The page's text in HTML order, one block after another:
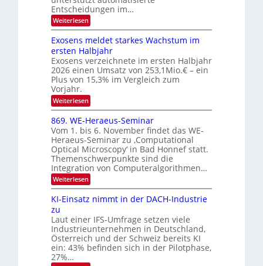
a
l
k
s
r
V
I
S
I
O
N
2
0
2
6
l
e
k
t
r
o
n
k
-
u
n
d
B
i
l
d
v
r
a
r
b
e
Entscheidungen im…
Weiterlesen:
W
n
n
d
i
e
K
I
m
i
t
d
e
n
k
t
Exosens meldet starkes Wachstum im
ersten Halbjahr
Exosens verzeichnete im ersten Halbjahr
2026 einen Umsatz von 253,1Mio.€ – ein
Plus von 15,3% im Vergleich zum
Vorjahr.
Weiterlesen:
E
x
o
s
e
n
s
m
e
l
d
e
t
a
r
k
s
869. WE-Heraeus-Seminar
Vom 1. bis 6. November findet das WE-
Heraeus-Seminar zu ‚Computational
Optical Microscopy‘ in Bad Honnef statt.
Themenschwerpunkte sind die
Integration von Computeralgorithmen…
Weiterlesen:
8
9
W
E
-
H
e
r
KI-Einsatz nimmt in der DACH-Industrie
zu
Laut einer IFS-Umfrage setzen viele
Industrieunternehmen in Deutschland,
Österreich und der Schweiz bereits KI
ein: 43% befinden sich in der Pilotphase,
27%…